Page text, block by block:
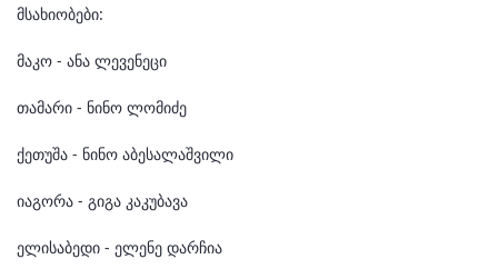
მსახიობები:
მაკო - ანა ლევენეცი
თამარი - ნინო ლომიძე
ქეთუშა - ნინო აბესალაშვილი
იაგორა - გიგა კაკუბავა
ელისაბედი - ელენე დარჩია